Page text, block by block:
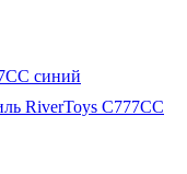
синий
RiverToys C777CC